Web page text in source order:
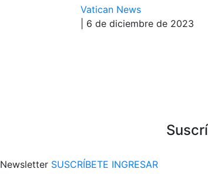
Vatican News
| 6 de diciembre de 2023
Newsletter SUSCRÍBETE INGRESAR